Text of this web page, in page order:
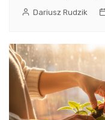
Dariusz Rudzik